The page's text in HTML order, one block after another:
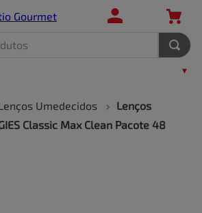
Umedecidos
Lenços
Classic Max Clean Pacote 48